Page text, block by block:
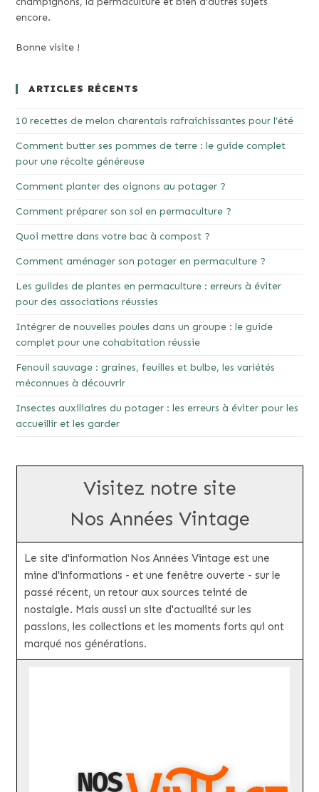
encore.
Bonne visite !
ARTICLES RÉCENTS
10 recettes de melon charentais rafraîchissantes pour l’été
Comment butter ses pommes de terre : le guide complet
pour une récolte généreuse
Comment planter des oignons au potager ?
Comment préparer son sol en permaculture ?
Quoi mettre dans votre bac à compost ?
Comment aménager son potager en permaculture ?
Les guildes de plantes en permaculture : erreurs à éviter
pour des associations réussies
Intégrer de nouvelles poules dans un groupe : le guide
complet pour une cohabitation réussie
Fenouil sauvage : graines, feuilles et bulbe, les variétés
méconnues à découvrir
Insectes auxiliaires du potager : les erreurs à éviter pour les
accueillir et les garder
Visitez notre site
Nos Années Vintage
Le site d'information Nos Années Vintage est une
mine d'informations - et une fenêtre ouverte - sur le
passé récent, un retour aux sources teinté de
nostalgie. Mais aussi un site d'actualité sur les
passions, les collections et les moments forts qui ont
marqué nos générations.